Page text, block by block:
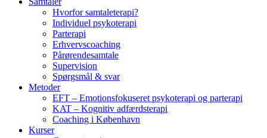
Hvorfor samtaleterapi?
Individuel psykoterapi
Parterapi
Erhvervscoaching
Pårørendesamtale
Supervision
Spørgsmål & svar
Metoder
EFT – Emotionsfokuseret psykoterapi og parterapi
KAT – Kognitiv adfærdsterapi
Coaching i København
Kurser